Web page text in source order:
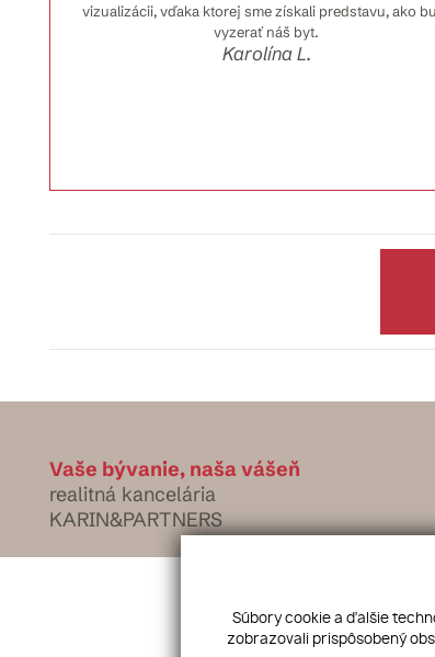
Súbory cookie a ďalšie
zobrazovali prispôsobený
vizualizácii, vďaka ktorej sme získali predstavu, ako
vyzerať náš byt.
Karolína L.
Vaše bývanie, naša vášeň
realitná kancelária
KARIN&PARTNERS